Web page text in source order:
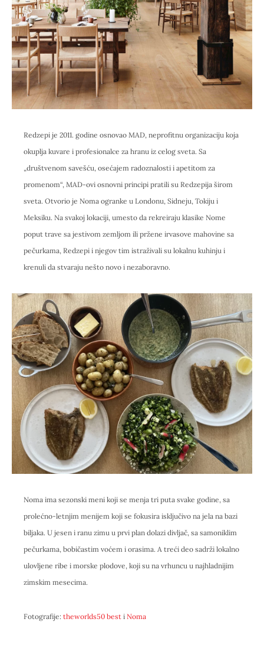
Redzepi je 2011. godine osnovao MAD, neprofitnu organizaciju koja
okuplja kuvare i profesionalce za hranu iz celog sveta. Sa
„društvenom savešću, osećajem radoznalosti i apetitom za
promenom“, MAD-ovi osnovni principi pratili su Redzepija širom
sveta. Otvorio je Noma ogranke u Londonu, Sidneju, Tokiju i
Meksiku. Na svakoj lokaciji, umesto da rekreiraju klasike Nome
poput trave sa jestivom zemljom ili pržene irvasove mahovine sa
pečurkama, Redzepi i njegov tim istraživali su lokalnu kuhinju i
krenuli da stvaraju nešto novo i nezaboravno.
Noma ima sezonski meni koji se menja tri puta svake godine, sa
prolećno-letnjim menijem koji se fokusira isključivo na jela na bazi
biljaka. U jesen i ranu zimu u prvi plan dolazi divljač, sa samoniklim
pečurkama, bobičastim voćem i orasima. A treći deo sadrži lokalno
ulovljene ribe i morske plodove, koji su na vrhuncu u najhladnijim
zimskim mesecima.
Fotografije: theworlds50 best i Noma